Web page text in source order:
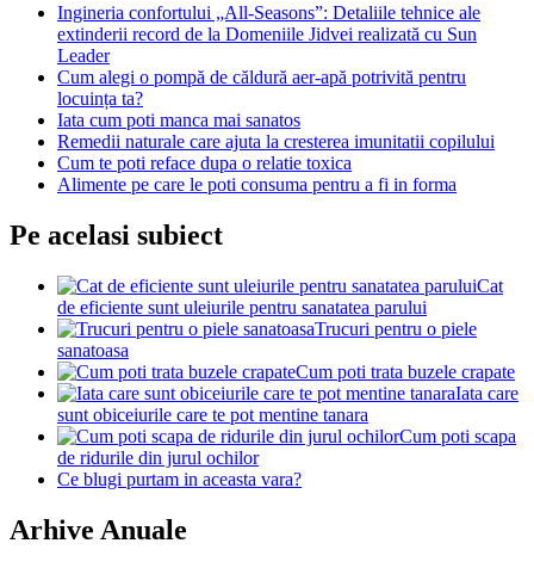
Ingineria confortului „All-Seasons”: Detaliile tehnice ale
extinderii record de la Domeniile Jidvei realizată cu Sun
Leader
Cum alegi o pompă de căldură aer-apă potrivită pentru
locuința ta?
Iata cum poti manca mai sanatos
Remedii naturale care ajuta la cresterea imunitatii copilului
Cum te poti reface dupa o relatie toxica
Alimente pe care le poti consuma pentru a fi in forma
Pe acelasi subiect
Cat
de eficiente sunt uleiurile pentru sanatatea parului
Trucuri pentru o piele
sanatoasa
Cum poti trata buzele crapate
Iata care
sunt obiceiurile care te pot mentine tanara
Cum poti scapa
de ridurile din jurul ochilor
Ce blugi purtam in aceasta vara?
Arhive Anuale